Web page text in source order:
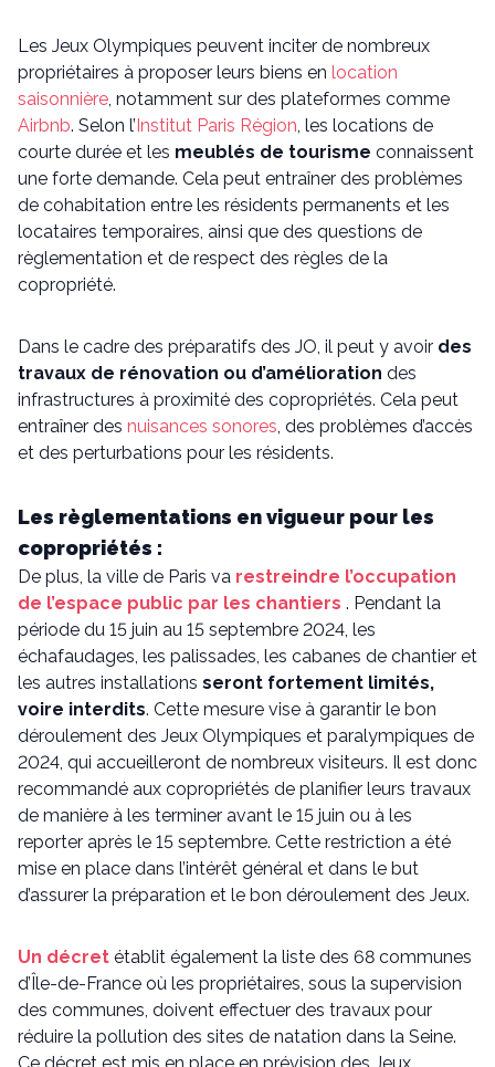
Les Jeux Olympiques peuvent inciter de nombreux
propriétaires à proposer leurs biens en location
saisonnière, notamment sur des plateformes comme
Airbnb. Selon l’Institut Paris Région, les locations de
courte durée et les meublés de tourisme connaissent
une forte demande. Cela peut entraîner des problèmes
de cohabitation entre les résidents permanents et les
locataires temporaires, ainsi que des questions de
règlementation et de respect des règles de la
copropriété.
Dans le cadre des préparatifs des JO, il peut y avoir des
travaux de rénovation ou d’amélioration des
infrastructures à proximité des copropriétés. Cela peut
entraîner des nuisances sonores, des problèmes d’accès
et des perturbations pour les résidents.
Les règlementations en vigueur pour les
copropriétés :
De plus, la ville de Paris va restreindre l’occupation
de l’espace public par les chantiers . Pendant la
période du 15 juin au 15 septembre 2024, les
échafaudages, les palissades, les cabanes de chantier et
les autres installations seront fortement limités,
voire interdits. Cette mesure vise à garantir le bon
déroulement des Jeux Olympiques et paralympiques de
2024, qui accueilleront de nombreux visiteurs. Il est donc
recommandé aux copropriétés de planifier leurs travaux
de manière à les terminer avant le 15 juin ou à les
reporter après le 15 septembre. Cette restriction a été
mise en place dans l’intérêt général et dans le but
d’assurer la préparation et le bon déroulement des Jeux.
Un décret établit également la liste des 68 communes
d’Île-de-France où les propriétaires, sous la supervision
des communes, doivent effectuer des travaux pour
réduire la pollution des sites de natation dans la Seine.